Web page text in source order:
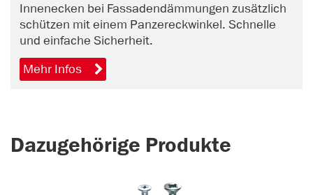
Innenecken bei Fassadendämmungen zusätzlich
schützen mit einem Panzereckwinkel. Schnelle
und einfache Sicherheit.
Mehr Infos
Dazugehörige Produkte